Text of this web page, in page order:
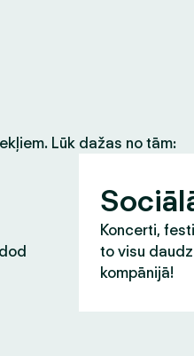
Lūk dažas no tām:
Koncerti,
to visu
kompānijā!